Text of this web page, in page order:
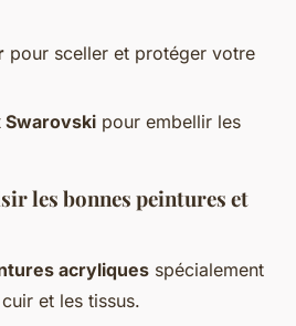
pour sceller et protéger votre
Swarovski pour embellir les
les bonnes peintures et
acryliques spécialement
et les tissus.